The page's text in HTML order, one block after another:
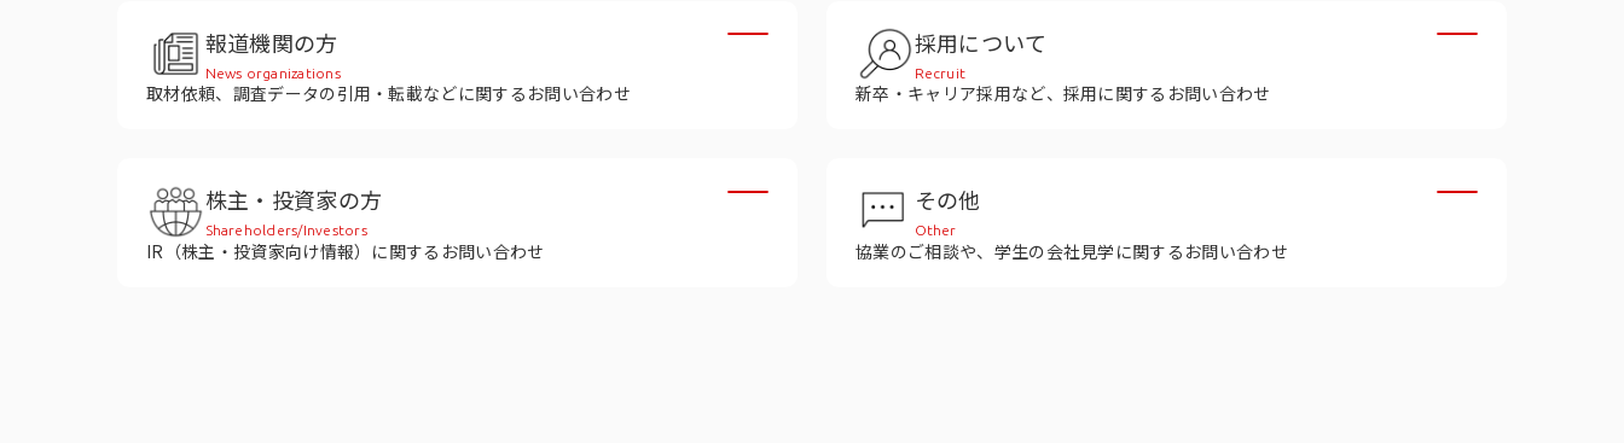
報道機関の方
News organizations
取材依頼、調査データの引用・転載などに関するお問い合わせ
採用について
Recruit
新卒・キャリア採用など、採用に関するお問い合わせ
株主・投資家の方
Shareholders/Investors
IR（株主・投資家向け情報）に関するお問い合わせ
その他
Other
協業のご相談や、学生の会社見学に関するお問い合わせ